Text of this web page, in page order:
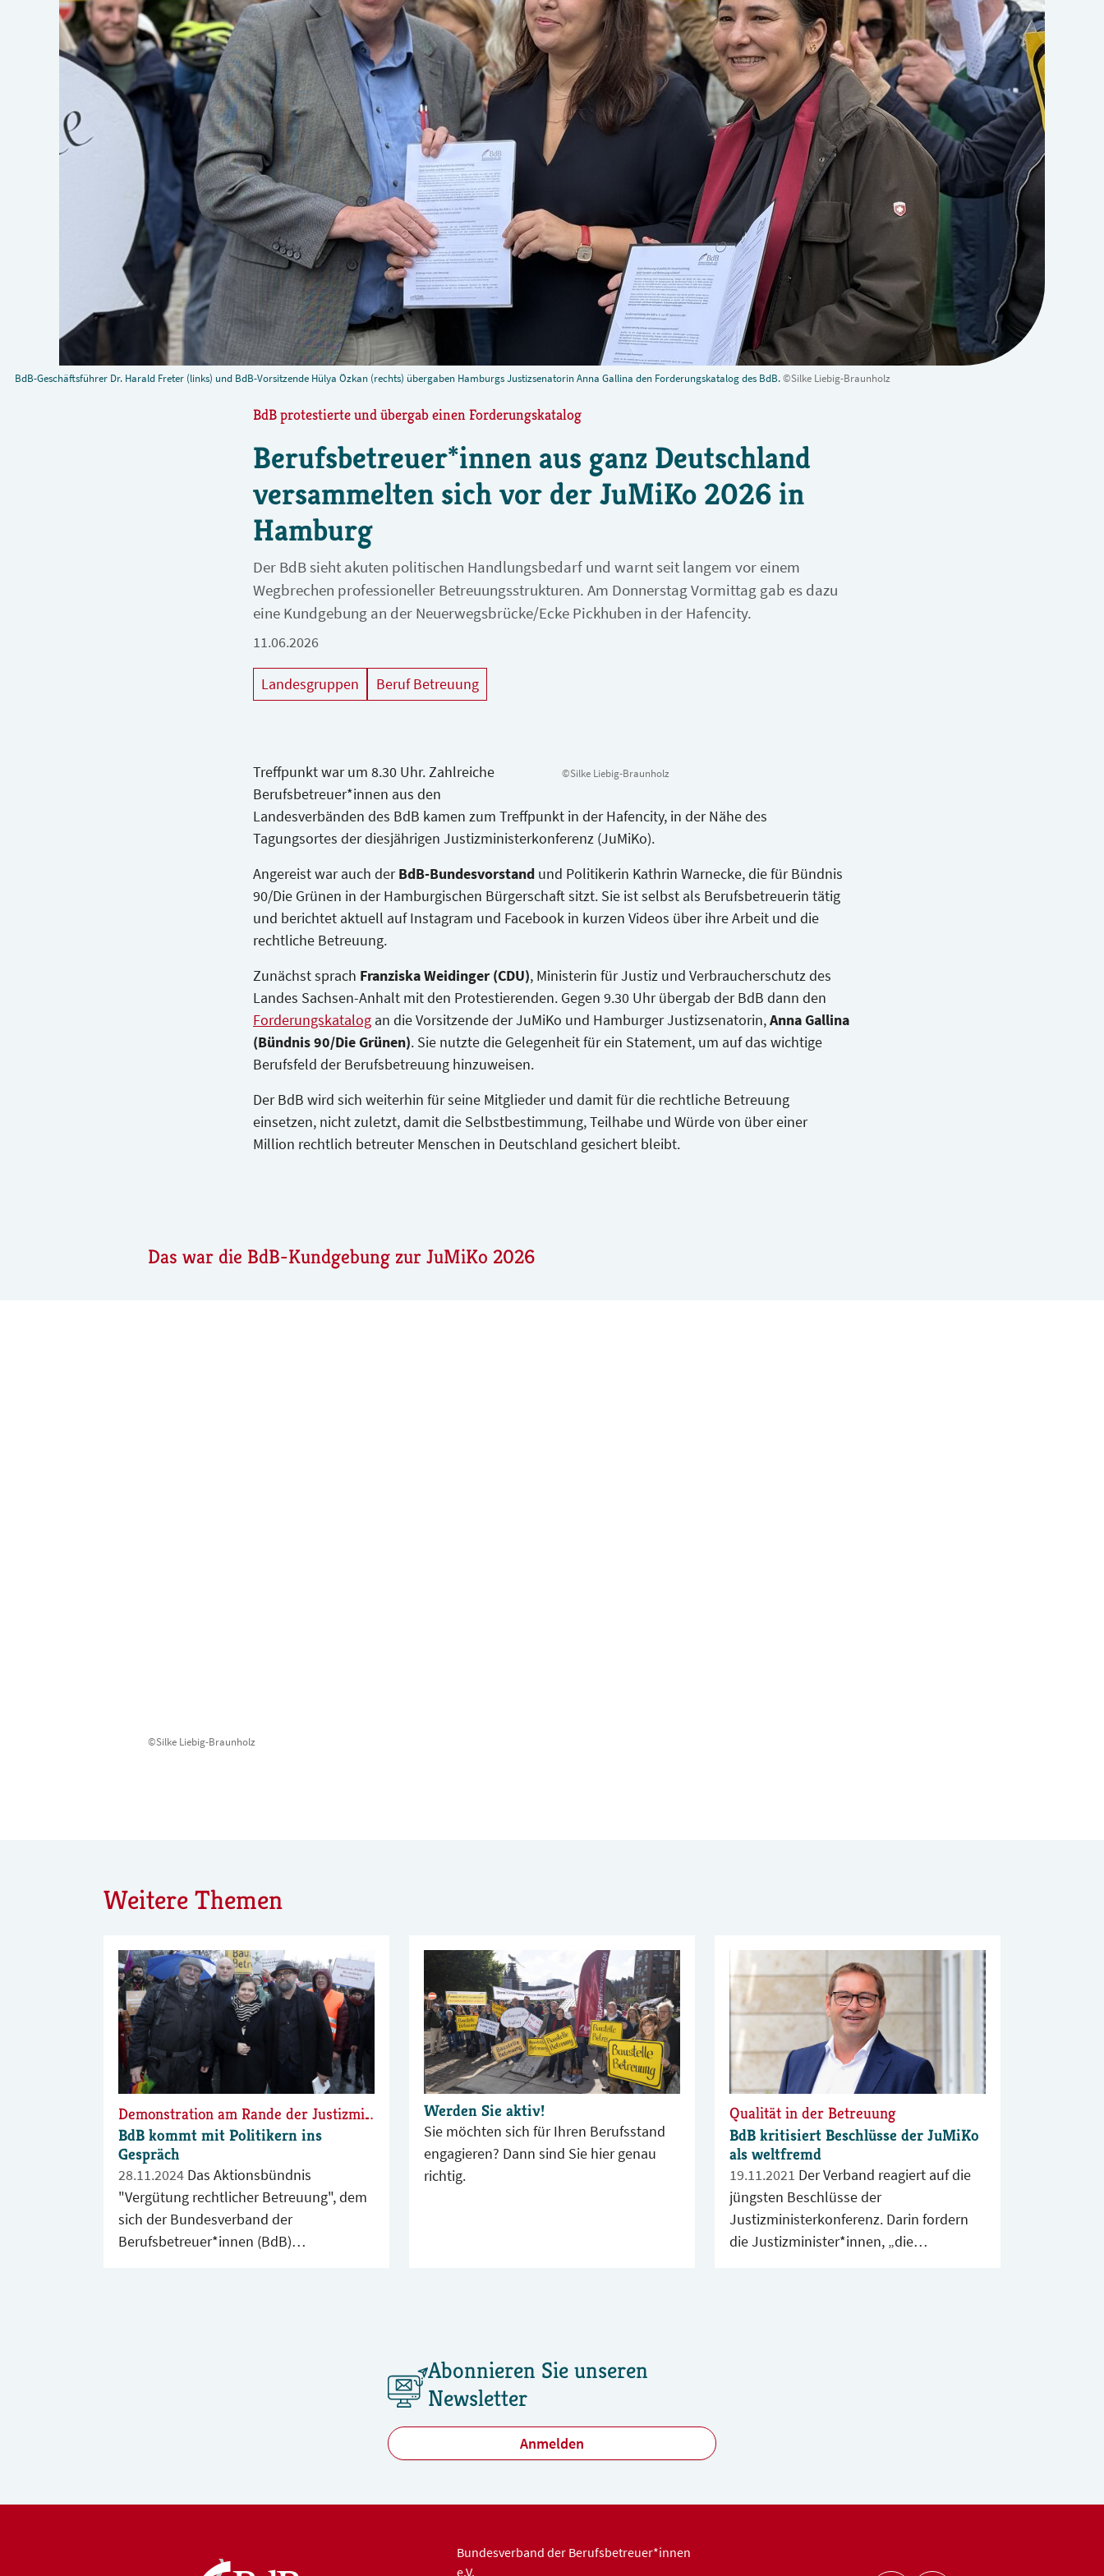
BdB-Geschäftsführer Dr. Harald Freter (links) und BdB-Vorsitzende Hülya Özkan (rechts) übergaben Hamburgs Justizsenatorin Anna Gallina den Forderungskatalog des BdB.©Silke Liebig-Braunholz
BdB protestierte und übergab einen Forderungskatalog
Berufsbetreuer*innen aus ganz Deutschland
versammelten sich vor der JuMiKo 2026 in
Hamburg
Der BdB sieht akuten politischen Handlungsbedarf und warnt seit langem vor einem
Wegbrechen professioneller Betreuungsstrukturen. Am Donnerstag Vormittag gab es dazu
eine Kundgebung an der Neuerwegsbrücke/Ecke Pickhuben in der Hafencity.
11.06.2026
Landesgruppen Beruf Betreuung
Wir verwenden YouTube, um Videos auf unserer
Dieses Video laden
©Silke Liebig-Braunholz
Treffpunkt war um 8.30 Uhr. Zahlreiche
Berufsbetreuer*innen aus den
Landesverbänden des BdB kamen zum Treffpunkt in der Hafencity, in der Nähe des
Tagungsortes der diesjährigen Justizministerkonferenz (JuMiKo).
Angereist war auch derBdB-Bundesvorstand und Politikerin Kathrin Warnecke, die für Bündnis
90/Die Grünen in der Hamburgischen Bürgerschaft sitzt. Sie ist selbst als Berufsbetreuerin tätig
und berichtet aktuell auf Instagram und Facebook in kurzen Videos über ihre Arbeit und die
rechtliche Betreuung.
Zunächst sprach Franziska Weidinger (CDU), Ministerin für Justiz und Verbraucherschutz des
Landes Sachsen-Anhalt mit den Protestierenden. Gegen 9.30 Uhr übergab der BdB dann den
Forderungskatalog an die Vorsitzende der JuMiKo und Hamburger Justizsenatorin,Anna Gallina
(Bündnis 90/Die Grünen). Sie nutzte die Gelegenheit für ein Statement, um auf das wichtige
Berufsfeld der Berufsbetreuung hinzuweisen.
Der BdB wird sich weiterhin für seine Mitglieder und damit für die rechtliche Betreuung
einsetzen, nicht zuletzt, damit die Selbstbestimmung, Teilhabe und Würde von über einer
Million rechtlich betreuter Menschen in Deutschland gesichert bleibt.
©Silke Liebig-Braunholz
Das war die BdB-Kundgebung zur JuMiKo 2026
Weitere Themen
Demonstration am Rande der Justizministerkonferenz in Berlin
BdB kommt mit Politikern ins
Gespräch
28.11.2024
"Vergütung rechtlicher Betreuung", dem
sich der Bundesverband der
Berufsbetreuer*innen (BdB)
Werden Sie aktiv!
Sie möchten sich für Ihren Berufsstand
engagieren? Dann sind Sie hier genau
richtig.
Qualität in der Betreuung
BdB kritisiert Beschlüsse der JuMiKo
als weltfremd
19.11.2021
jüngsten Beschlüsse der
Justizministerkonferenz. Darin fordern
die Justizminister*innen, „die
Abonnieren Sie unseren
Newsletter
Anmelden
Bundesverband der Berufsbetreuer*innen
e.V.